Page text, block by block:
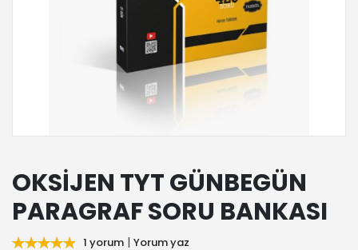
OKSİJEN TYT GÜNBEGÜN
PARAGRAF SORU BANKASI
1 yorum | Yorum yaz